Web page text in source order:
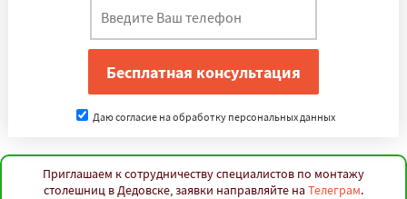
Даю согласие на обработку персональных данных
Приглашаем к сотрудничеству специалистов по монтажу
столешниц в Дедовске, заявки направляйте на Телеграм.